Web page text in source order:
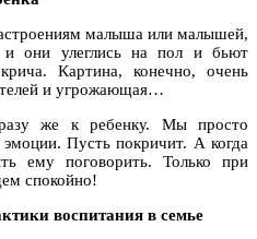
малыша или малышей,
и они улеглись на пол и бьют
Картина, конечно, очень
и угрожающая…
же к ребенку. Мы просто
Пусть покричит. А когда
ему поговорить. Только при
спокойно!
воспитания в семье